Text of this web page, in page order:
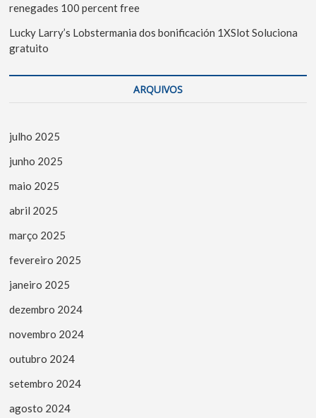
renegades 100 percent free
Lucky Larry’s Lobstermania dos bonificación 1XSlot Soluciona
gratuito
ARQUIVOS
julho 2025
junho 2025
maio 2025
abril 2025
março 2025
fevereiro 2025
janeiro 2025
dezembro 2024
novembro 2024
outubro 2024
setembro 2024
agosto 2024